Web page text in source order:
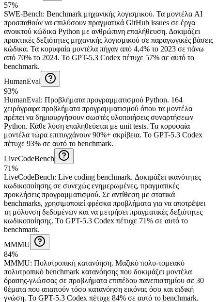
57%
SWE-Bench: Benchmark μηχανικής λογισμικού. Τα μοντέλα AI
προσπαθούν να επιλύσουν πραγματικά GitHub issues σε έργα
ανοικτού κώδικα Python με ανθρώπινη επαλήθευση. Δοκιμάζει
πρακτικές δεξιότητες μηχανικής λογισμικού σε παραγωγικές βάσεις
κώδικα. Τα κορυφαία μοντέλα πήγαν από 4,4% το 2023 σε πάνω
από 70% το 2024. Το GPT-5.3 Codex πέτυχε 57% σε αυτό το
benchmark.
HumanEval
93%
HumanEval: Προβλήματα προγραμματισμού Python. 164
χειρόγραφα προβλήματα προγραμματισμού όπου τα μοντέλα
πρέπει να δημιουργήσουν σωστές υλοποιήσεις συναρτήσεων
Python. Κάθε λύση επαληθεύεται με unit tests. Τα κορυφαία
μοντέλα τώρα επιτυγχάνουν 90%+ ακρίβεια. Το GPT-5.3 Codex
πέτυχε 93% σε αυτό το benchmark.
LiveCodeBench
71%
LiveCodeBench: Live coding benchmark. Δοκιμάζει ικανότητες
κωδικοποίησης σε συνεχώς ενημερωμένες, πραγματικές
προκλήσεις προγραμματισμού. Σε αντίθεση με στατικά
benchmarks, χρησιμοποιεί φρέσκα προβλήματα για να αποτρέψει
τη μόλυνση δεδομένων και να μετρήσει πραγματικές δεξιότητες
κωδικοποίησης. Το GPT-5.3 Codex πέτυχε 71% σε αυτό το
benchmark.
MMMU
84%
MMMU: Πολυτροπική κατανόηση. Μαζικό πολυ-τομεακό
πολυτροπικό benchmark κατανόησης που δοκιμάζει μοντέλα
όρασης-γλώσσας σε προβλήματα επιπέδου πανεπιστημίου σε 30
θέματα που απαιτούν τόσο κατανόηση εικόνας όσο και ειδική
γνώση. Το GPT-5.3 Codex πέτυχε 84% σε αυτό το benchmark.